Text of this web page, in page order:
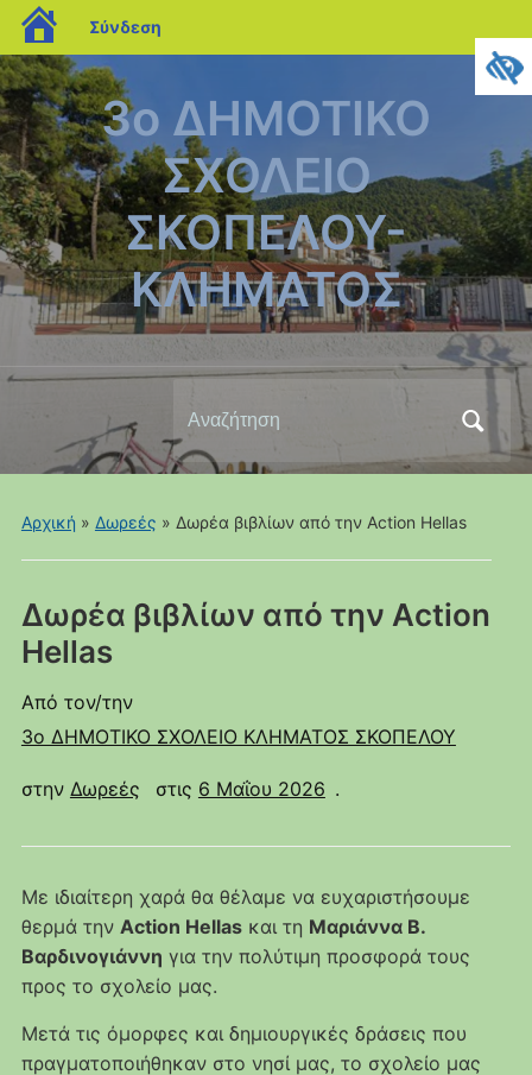
blogs.sch.gr
Σύνδεση
3ο ΔΗΜΟΤΙΚΟ
ΣΧΟΛΕΙΟ
ΣΚΟΠΕΛΟΥ-
ΚΛΗΜΑΤΟΣ
για:
Αρχική » Δωρεές » Δωρέα βιβλίων από την Action Hellas
Δωρέα βιβλίων από την Action
Hellas
Από τον/την
3ο ΔΗΜΟΤΙΚΟ ΣΧΟΛΕΙΟ ΚΛΗΜΑΤΟΣ ΣΚΟΠΕΛΟΥ
στην Δωρεές στις 6 Μαΐου 2026 .
Με ιδιαίτερη χαρά θα θέλαμε να ευχαριστήσουμε
θερμά την Action Hellasκαι τη Μαριάννα Β.
Βαρδινογιάννη για την πολύτιμη προσφορά τους
προς το σχολείο μας.
Μετά τις όμορφες και δημιουργικές δράσεις που
πραγματοποιήθηκαν στο νησί μας, το σχολείο μας